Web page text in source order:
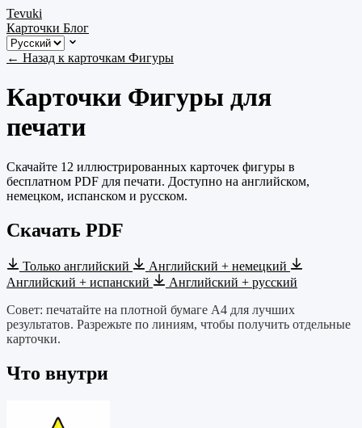
Tevuki
Карточки Блог
← Назад к карточкам Фигуры
Карточки Фигуры для
печати
Скачайте 12 иллюстрированных карточек фигуры в
бесплатном PDF для печати. Доступно на английском,
немецком, испанском и русском.
Скачать PDF
Только английский
Английский + немецкий
Английский + испанский
Английский + русский
Совет: печатайте на плотной бумаге A4 для лучших
результатов. Разрежьте по линиям, чтобы получить отдельные
карточки.
Что внутри